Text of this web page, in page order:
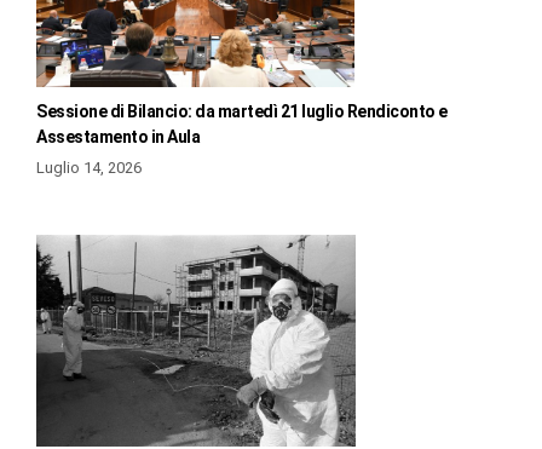
Sessione di Bilancio: da martedì 21 luglio Rendiconto e
Assestamento in Aula
Luglio 14, 2026